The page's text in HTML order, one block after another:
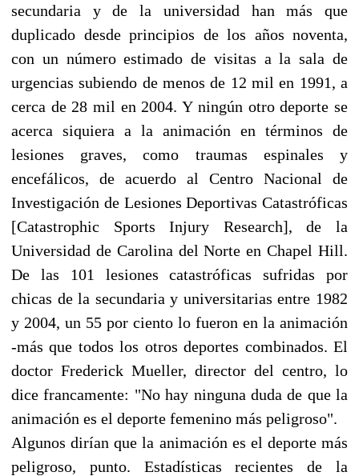
secundaria y de la universidad han más que
duplicado desde principios de los años noventa,
con un número estimado de visitas a la sala de
urgencias subiendo de menos de 12 mil en 1991, a
cerca de 28 mil en 2004. Y ningún otro deporte se
acerca siquiera a la animación en términos de
lesiones graves, como traumas espinales y
encefálicos, de acuerdo al Centro Nacional de
Investigación de Lesiones Deportivas Catastróficas
[Catastrophic Sports Injury Research], de la
Universidad de Carolina del Norte en Chapel Hill.
De las 101 lesiones catastróficas sufridas por
chicas de la secundaria y universitarias entre 1982
y 2004, un 55 por ciento lo fueron en la animación
-más que todos los otros deportes combinados. El
doctor Frederick Mueller, director del centro, lo
dice francamente: "No hay ninguna duda de que la
animación es el deporte femenino más peligroso".
Algunos dirían que la animación es el deporte más
peligroso, punto. Estadísticas recientes de la